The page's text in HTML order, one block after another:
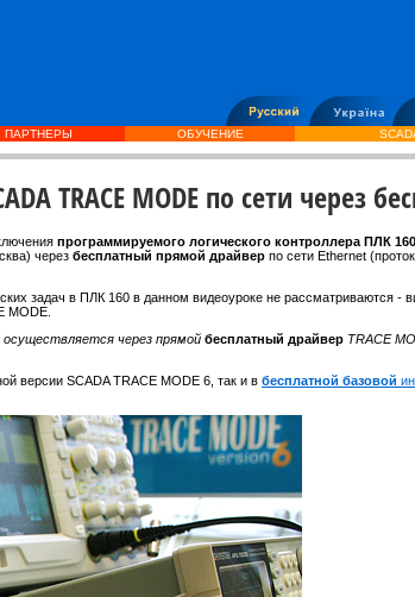
ПАРТНЕРЫ ОБУЧЕНИЕ
TRACE MODE по сети через
программируемого логического контроллера ПЛК
через бесплатный прямой драйвер по сети Ethernet
задач в ПЛК 160 в данном видеоуроке не рассматриваются -
MODE.
через прямой бесплатный драйвер TRACE
версии SCADA TRACE MODE 6, так и в бесплатной базовой